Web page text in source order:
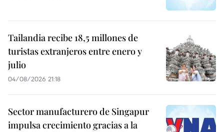
Tailandia recibe 18,5 millones de
turistas extranjeros entre enero y
julio
04/08/2026 21:18
Sector manufacturero de Singapur
impulsa crecimiento gracias a la